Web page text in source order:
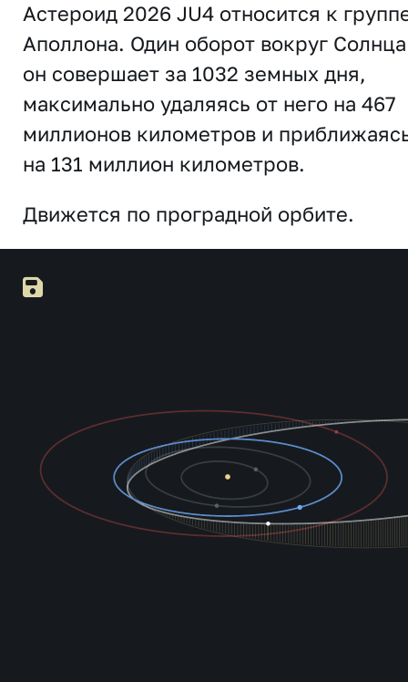
Астероид 2026 JU4 относится к
Аполлона. Один оборот вокруг Солнца
он совершает за 1032 земных дня,
максимально удаляясь от него на 467
миллионов километров и
на 131 миллион километров.
Движется по проградной орбите.